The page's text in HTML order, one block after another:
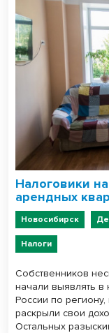
Налоговики
арендных
Новосибирск
Налоги
Собственников
начали выявлять
России по
раскрыли свои
Остальных